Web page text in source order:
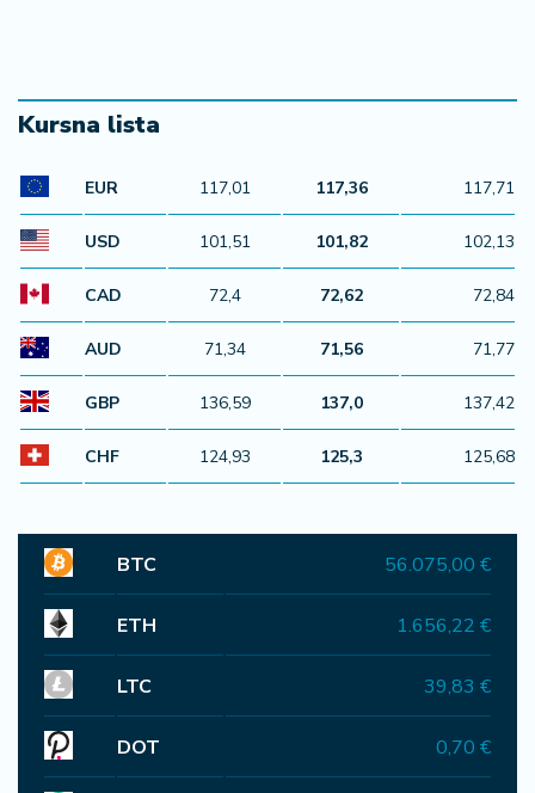
Kursna lista
EUR 117,01 117,36 117,71
USD 101,51 101,82 102,13
CAD 72,4 72,62 72,84
AUD 71,34 71,56 71,77
GBP 136,59 137,0 137,42
CHF 124,93 125,3 125,68
BTC 56.075,00 €
ETH 1.656,22 €
LTC 39,83 €
DOT 0,70 €